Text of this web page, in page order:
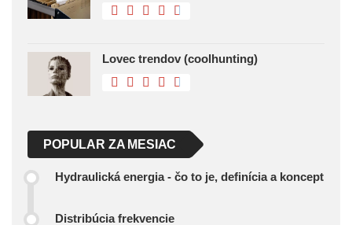
Lovec trendov (coolhunting)
POPULAR ZA MESIAC
Hydraulická energia - čo to je, definícia a koncept
Distribúcia frekvencie